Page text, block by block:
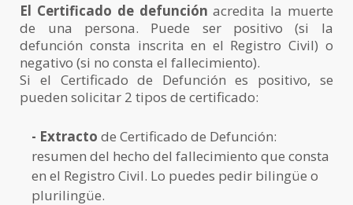
El Certificado de defunción acredita la muerte
de una persona. Puede ser positivo (si la
defunción consta inscrita en el Registro Civil) o
negativo (si no consta el fallecimiento).
Si el Certificado de Defunción es positivo, se
pueden solicitar 2 tipos de certificado:
- Extractode Certificado de Defunción:
resumen del hecho del fallecimiento que consta
en el Registro Civil. Lo puedes pedir bilingüe o
plurilingüe.